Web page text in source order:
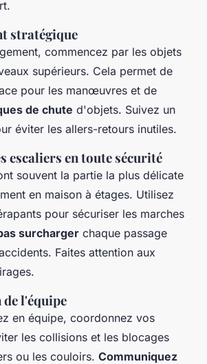
stratégique
commencez par les objets
supérieurs. Cela permet de
pour les manœuvres et de
de chute d'objets. Suivez un
éviter les allers-retours inutiles.
escaliers en toute sécurité
souvent la partie la plus délicate
en maison à étages. Utilisez
pour sécuriser les marches
surcharger chaque passage
Faites attention aux
l'équipe
en équipe, coordonnez vos
les collisions et les blocages
ou les couloirs. Communiquez